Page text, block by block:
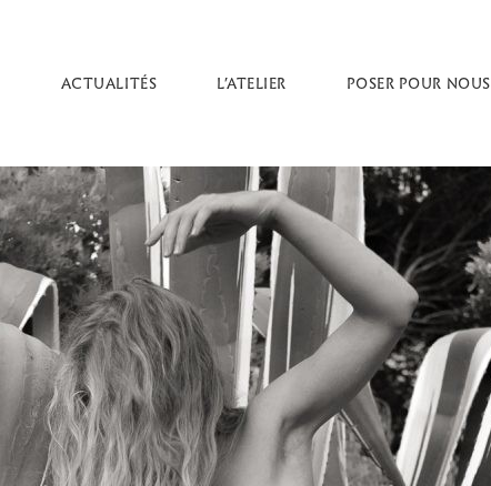
ACTUALITÉS L’ATELIER POSER POUR NOUS